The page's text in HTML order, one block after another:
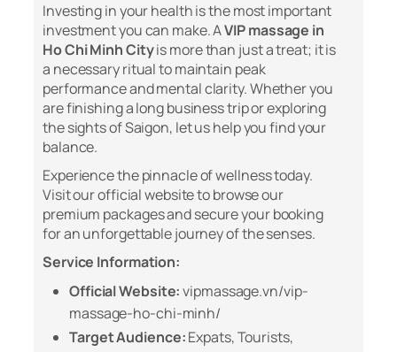
Investing in your health is the most important
investment you can make. AVIP massage in
Ho Chi Minh Cityis more than just a treat; it is
a necessary ritual to maintain peak
performance and mental clarity. Whether you
are finishing a long business trip or exploring
the sights of Saigon, let us help you find your
balance.
Experience the pinnacle of wellness today.
Visit our official website to browse our
premium packages and secure your booking
for an unforgettable journey of the senses.
Service Information:
Official Website:vipmassage.vn/vip-
massage-ho-chi-minh/
Target Audience:Expats, Tourists,